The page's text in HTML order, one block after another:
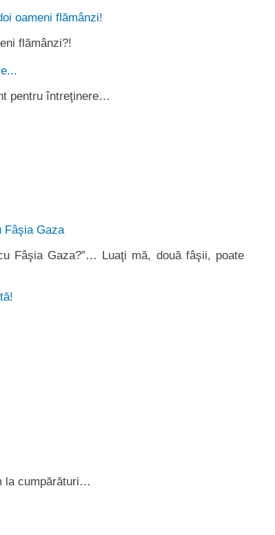
flămânzi?!
pentru întreţinere…
Fâşia Gaza?”… Luaţi mă, două fâşii, poate
la cumpărături…